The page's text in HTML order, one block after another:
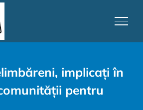
implicați în
pentru